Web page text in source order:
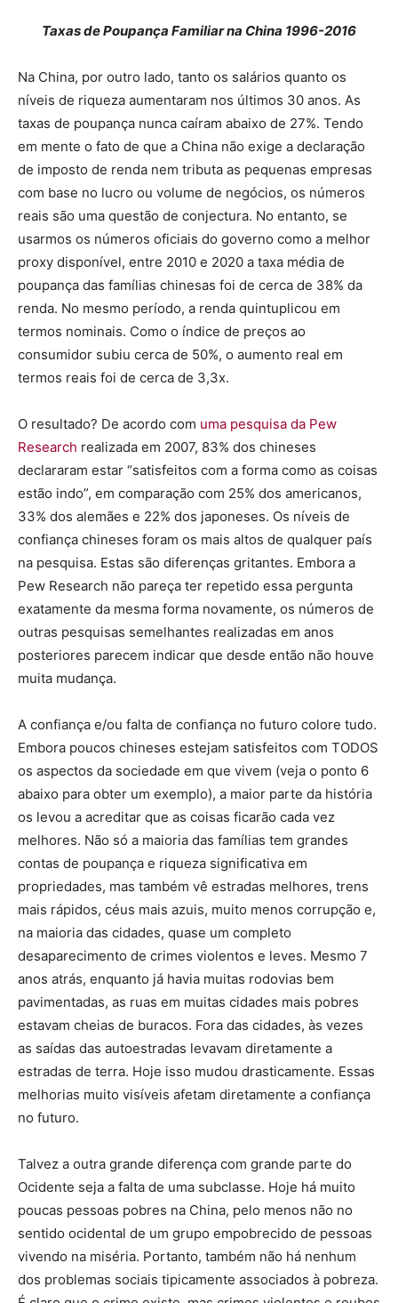
Taxas de Poupança Familiar na China 1996-2016
Na China, por outro lado, tanto os salários quanto os
níveis de riqueza aumentaram nos últimos 30 anos. As
taxas de poupança nunca caíram abaixo de 27%. Tendo
em mente o fato de que a China não exige a declaração
de imposto de renda nem tributa as pequenas empresas
com base no lucro ou volume de negócios, os números
reais são uma questão de conjectura. No entanto, se
usarmos os números oficiais do governo como a melhor
proxy disponível, entre 2010 e 2020 a taxa média de
poupança das famílias chinesas foi de cerca de 38% da
renda. No mesmo período, a renda quintuplicou em
termos nominais. Como o índice de preços ao
consumidor subiu cerca de 50%, o aumento real em
termos reais foi de cerca de 3,3x.
O resultado? De acordo com uma pesquisa da Pew
Research realizada em 2007, 83% dos chineses
declararam estar “satisfeitos com a forma como as coisas
estão indo”, em comparação com 25% dos americanos,
33% dos alemães e 22% dos japoneses. Os níveis de
confiança chineses foram os mais altos de qualquer país
na pesquisa. Estas são diferenças gritantes. Embora a
Pew Research não pareça ter repetido essa pergunta
exatamente da mesma forma novamente, os números de
outras pesquisas semelhantes realizadas em anos
posteriores parecem indicar que desde então não houve
muita mudança.
A confiança e/ou falta de confiança no futuro colore tudo.
Embora poucos chineses estejam satisfeitos com TODOS
os aspectos da sociedade em que vivem (veja o ponto 6
abaixo para obter um exemplo), a maior parte da história
os levou a acreditar que as coisas ficarão cada vez
melhores. Não só a maioria das famílias tem grandes
contas de poupança e riqueza significativa em
propriedades, mas também vê estradas melhores, trens
mais rápidos, céus mais azuis, muito menos corrupção e,
na maioria das cidades, quase um completo
desaparecimento de crimes violentos e leves. Mesmo 7
anos atrás, enquanto já havia muitas rodovias bem
pavimentadas, as ruas em muitas cidades mais pobres
estavam cheias de buracos. Fora das cidades, às vezes
as saídas das autoestradas levavam diretamente a
estradas de terra. Hoje isso mudou drasticamente. Essas
melhorias muito visíveis afetam diretamente a confiança
no futuro.
Talvez a outra grande diferença com grande parte do
Ocidente seja a falta de uma subclasse. Hoje há muito
poucas pessoas pobres na China, pelo menos não no
sentido ocidental de um grupo empobrecido de pessoas
vivendo na miséria. Portanto, também não há nenhum
dos problemas sociais tipicamente associados à pobreza.